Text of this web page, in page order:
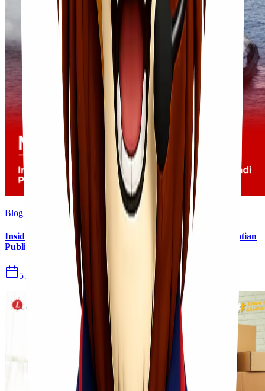
Blog
Insiden Kebakaran KM Mutiara Sentosa II Menjadi Perhatian
Publik
5 Agu 2026